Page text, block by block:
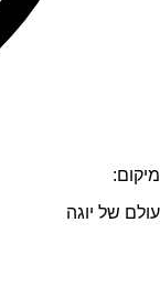
מיקום:
עולם של יוגה